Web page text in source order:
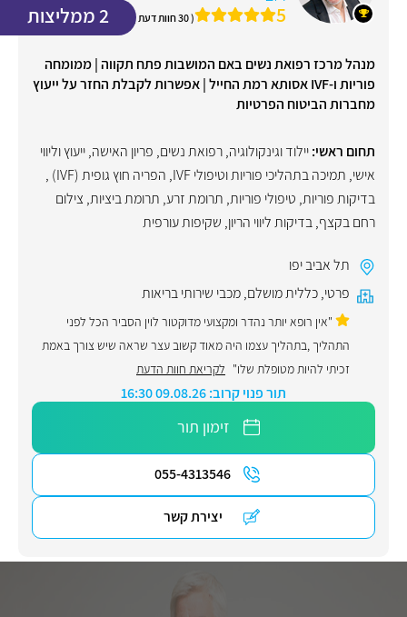
5 ( 30 חוות דעת )
מנהל מרכז רפואת נשים באם המושבות פתח תקווה | ממומחה
פוריות ו-IVF אסותא רמת החייל | אפשרות לקבלת החזר על ייעוץ
מחברות הביטוח הפרטיות
תחום ראשי:יילוד וגינקולוגיה, רפואת נשים, פריון האישה,ייעוץ וליווי
אישי, תמיכה בתהליכי פוריות וטיפולי IVF , הפריה חוץ גופית (IVF)
,
בדיקות פוריות, טיפולי פוריות, תרומת זרע, תרומת ביציות, צילום
רחם בקצף,בדיקות ליווי הריון, שקיפות עורפית
תל אביב יפו
פרטי,כללית מושלם,מכבי שירותי בריאות
"אין רופא יותר נהדר ומקצועי מדוקטור לוין הסביר הכל לפני
התהליך ,בתהליך עצמו היה מאוד קשוב עצר שראה שיש צורך באמת
זכיתי להיות מטופלת שלו" לקריאת חוות הדעת
תור פנוי קרוב: 09.08.26 16:30
זימון תור
055-4313546
יצירת קשר
2 ממליצות